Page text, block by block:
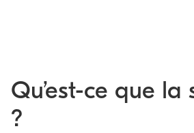
Qu’est-ce que la
?